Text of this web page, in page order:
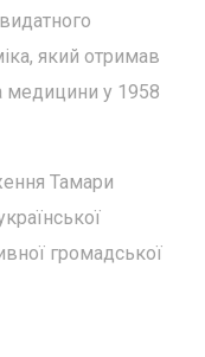
який отримав
медицини у 1958
Тамари
громадської